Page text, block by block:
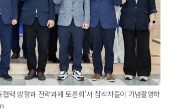
력 방향과 전략과제 토론회'서 참석자들이 기념촬영하